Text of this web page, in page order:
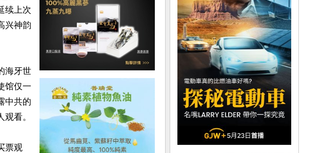
续上次
兴神韵
海牙世
馆仅一
中共的
看。
票观